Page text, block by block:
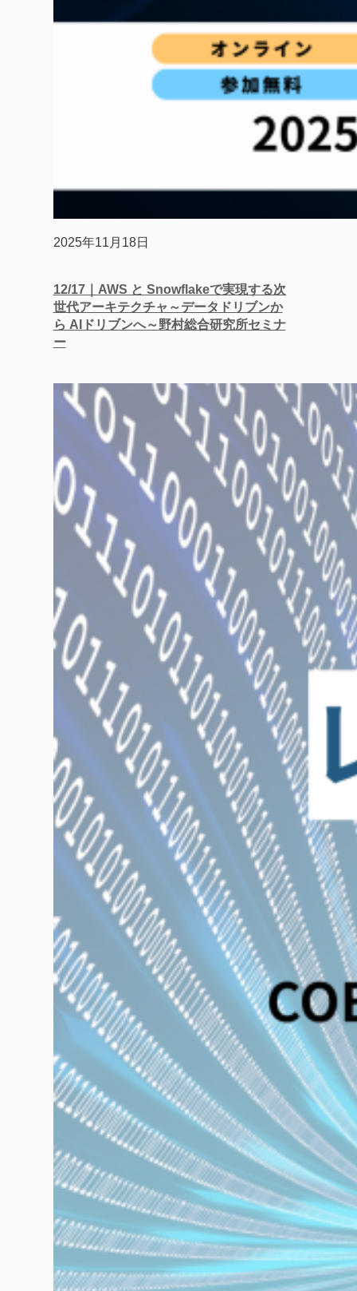
2025年11月18日
12/17｜AWS と​ Snowflakeで​実現する次
世代アーキテクチャ～​データドリブンか
ら​ AIドリブンへ​～野村総合研究所セミナ
ー